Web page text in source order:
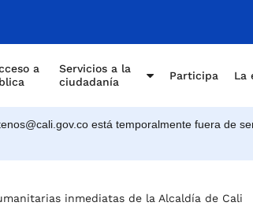
a
Servicios a la
ciudadanía
Participa La
está temporalmente fuera de
inmediatas de la Alcaldía de Cali